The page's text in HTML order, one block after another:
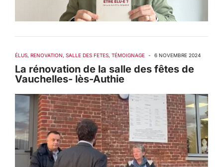
ÉLUS, RENOVATION, SALLE DES FETES, TÉMOIGNAGE - 6 NOVEMBRE 2024
La rénovation de la salle des fêtes de
Vauchelles- lès-Authie